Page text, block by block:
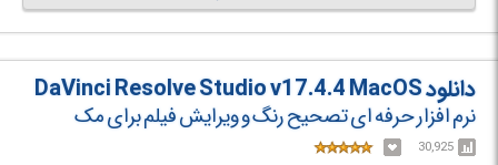
داشت تا بتوانید به بهترین نحو ممکن خروجی مناسبی از ویدیو‌های خود به
دست آورید. لازم به ذکر است Davinci Resolve از سه بخش تشکیل شده است.
که به نام Davinci Resolve Lite معروف است. مهم ترین خصوصیت Davinci
Resolve را می توان سرعت بی نظیر این برنامه دانست.
دانلود DaVinci Resolve Studio v17.4.4 MacOS
نرم افزار حرفه ای تصحیح رنگ و ویرایش فیلم برای مک
30,925